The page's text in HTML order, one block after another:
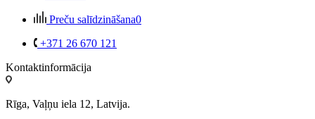
Preču salīdzināšana0
+371 26 670 121
Kontaktinformācija
Rīga, Vaļņu iela 12, Latvija.